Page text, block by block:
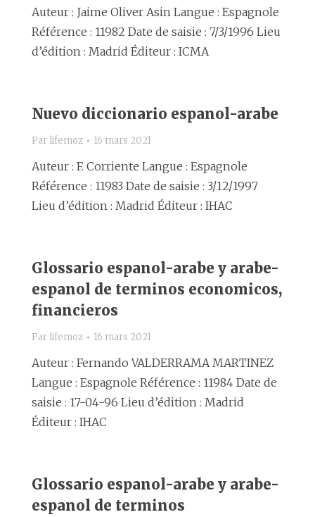
Auteur : Jaime Oliver Asin Langue : Espagnole
Référence : 11982 Date de saisie : 7/3/1996 Lieu
d’édition : Madrid Éditeur : ICMA
Nuevo diccionario espanol-arabe
Par lifemoz 16 mars 2021
Auteur : F. Corriente Langue : Espagnole
Référence : 11983 Date de saisie : 3/12/1997
Lieu d’édition : Madrid Éditeur : IHAC
Glossario espanol-arabe y arabe-
espanol de terminos economicos,
financieros
Par lifemoz 16 mars 2021
Auteur : Fernando VALDERRAMA MARTINEZ
Langue : Espagnole Référence : 11984 Date de
saisie : 17-04-96 Lieu d’édition : Madrid
Éditeur : IHAC
Glossario espanol-arabe y arabe-
espanol de terminos